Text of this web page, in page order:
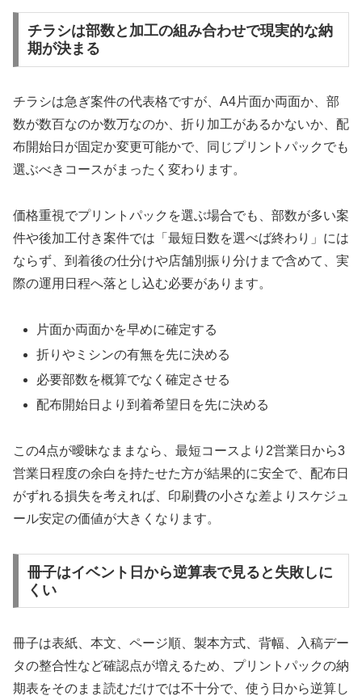
チラシは部数と加工の組み合わせで現実的な納
期が決まる
チラシは急ぎ案件の代表格ですが、A4片面か両面か、部
数が数百なのか数万なのか、折り加工があるかないか、配
布開始日が固定か変更可能かで、同じプリントパックでも
選ぶべきコースがまったく変わります。
価格重視でプリントパックを選ぶ場合でも、部数が多い案
件や後加工付き案件では「最短日数を選べば終わり」には
ならず、到着後の仕分けや店舗別振り分けまで含めて、実
際の運用日程へ落とし込む必要があります。
片面か両面かを早めに確定する
折りやミシンの有無を先に決める
必要部数を概算でなく確定させる
配布開始日より到着希望日を先に決める
この4点が曖昧なままなら、最短コースより2営業日から3
営業日程度の余白を持たせた方が結果的に安全で、配布日
がずれる損失を考えれば、印刷費の小さな差よりスケジュ
ール安定の価値が大きくなります。
冊子はイベント日から逆算表で見ると失敗しに
くい
冊子は表紙、本文、ページ順、製本方式、背幅、入稿デー
タの整合性など確認点が増えるため、プリントパックの納
期表をそのまま読むだけでは不十分で、使う日から逆算し